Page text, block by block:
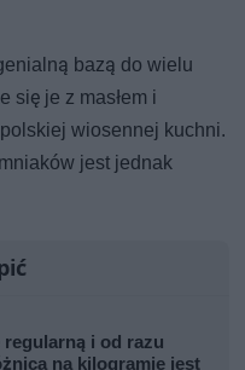
bazą do wielu
się je z masłem i
wiosennej kuchni.
jest jednak
regularną i od razu
na kilogramie jest